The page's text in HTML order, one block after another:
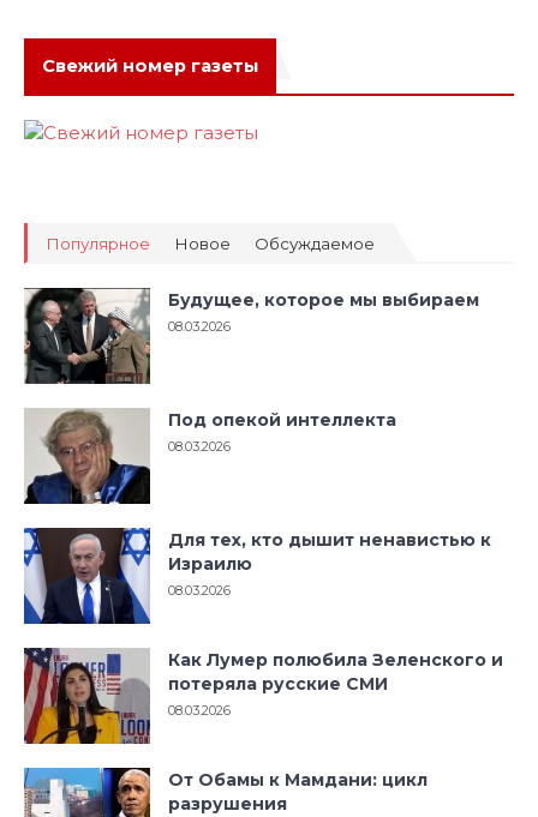
Свежий номер газеты
Популярное Новое Обсуждаемое
Будущее, которое мы выбираем
08.03.2026
Под опекой интеллекта
08.03.2026
Для тех, кто дышит ненавистью к
Израилю
08.03.2026
Как Лумер полюбила Зеленского и
потеряла русские СМИ
08.03.2026
От Обамы к Мамдани: цикл
разрушения